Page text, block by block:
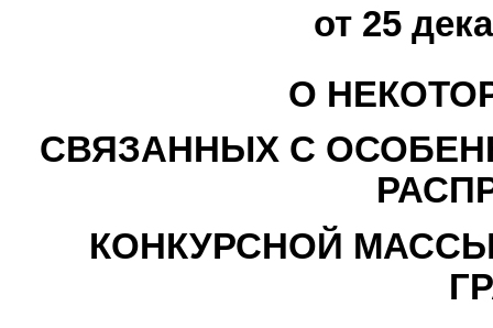
от 25
О
СВЯЗАННЫХ С
КОНКУРСНОЙ